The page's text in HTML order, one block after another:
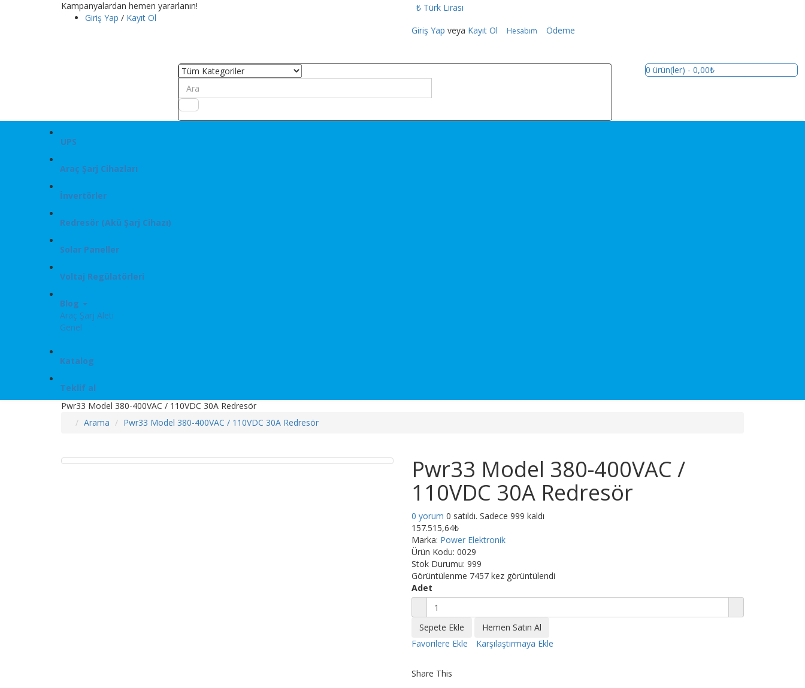
Kampanyalardan hemen yararlanın!
Giriş Yap / Kayıt Ol
Giriş Yap veya Kayıt Ol Hesabım Ödeme
0 ürün(ler) - 0,00₺
UPS
Araç Şarj Cihazları
İnvertörler
Redresör (Akü Şarj Cihazı)
Solar Paneller
Voltaj Regülatörleri
Blog
Araç Şarj Aleti
Genel
Katalog
Teklif al
Pwr33 Model 380-400VAC / 110VDC 30A Redresör
Arama
Pwr33 Model 380-400VAC / 110VDC 30A Redresör
Pwr33 Model 380-400VAC /
110VDC 30A Redresör
0 yorum 0 satıldı. Sadece 999 kaldı
157.515,64₺
Marka: Power Elektronik
Ürün Kodu: 0029
Stok Durumu: 999
Görüntülenme 7457 kez görüntülendi
Adet
Favorilere Ekle Karşılaştırmaya Ekle
Share This